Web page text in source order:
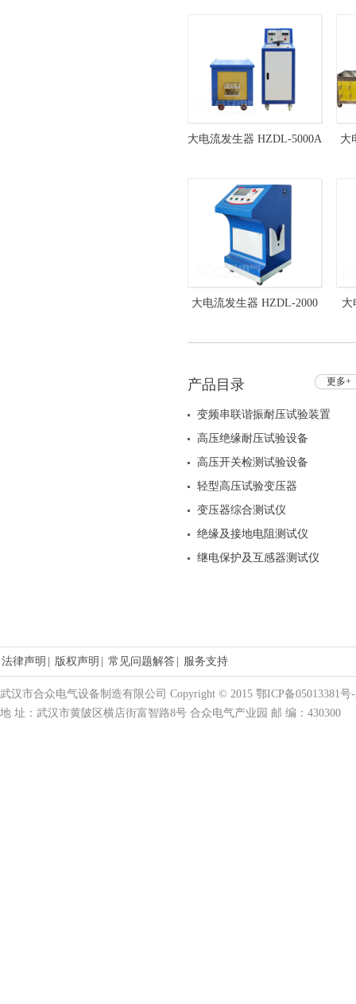
大电流发生器 HZDL-5000A 大
大电流发生器 HZDL-2000 大
更多+
产品目录
变频串联谐振耐压试验装置
高压绝缘耐压试验设备
高压开关检测试验设备
轻型高压试验变压器
变压器综合测试仪
绝缘及接地电阻测试仪
继电保护及互感器测试仪
法律声明 版权声明 常见问题解答 服务支持
武汉市合众电气设备制造有限公司 Copyright © 2015 鄂ICP备05013381号
地 址：武汉市黄陂区横店街富智路8号 合众电气产业园 邮 编：430300